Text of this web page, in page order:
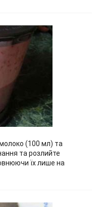
(100 мл) та
та розлийте
їх лише на